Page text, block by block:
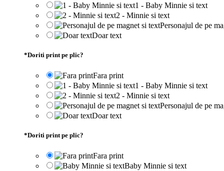
1 - Baby Minnie si text
2 - Minnie si text
Personajul de pe
Doar text
*Doriti print pe plic?
Fara print
1 - Baby Minnie si text
2 - Minnie si text
Personajul de pe
Doar text
*Doriti print pe plic?
Fara print
Baby Minnie si text